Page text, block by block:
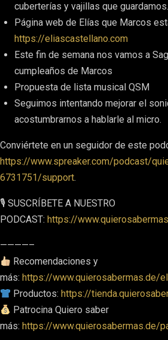
cuberterías y vajillas que
Página web de Elías que Marcos
https://eliascastellano.com
Este fin de semana nos vamos a
cumpleaños de Marcos
Propuesta de lista musical QSM
Seguimos intentando mejorar el
acostumbrarnos a hablarle al micro.
Conviértete en un seguidor de este
https://www.spreaker.com/podcast/
6731751/support.
🎙 SUSCRÍBETE A NUESTRO
PODCAST: https://
————–
Recomendaciones y
más: https://www.quierosabermas.de/
Productos:https://
Patrocina Quiero saber
más: https://www.quierosabermas.de/